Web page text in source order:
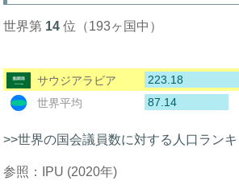
世界第 14 位（193ヶ国中）
サウジアラビア
223.18
世界平均
87.14
>>世界の国会議員数に対する人口ラン
参照：IPU (2020年)